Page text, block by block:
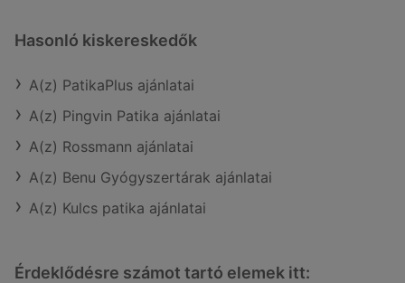
Hasonló kiskereskedők
A(z) PatikaPlus ajánlatai
A(z) Pingvin Patika ajánlatai
A(z) Rossmann ajánlatai
A(z) Benu Gyógyszertárak ajánlatai
A(z) Kulcs patika ajánlatai
Érdeklődésre számot tartó elemek itt: